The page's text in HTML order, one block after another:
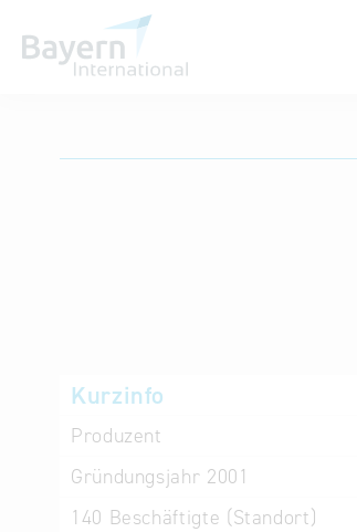
Kurzinfo
Produzent
Gründungsjahr 2001
140 Beschäftigte (Standort)